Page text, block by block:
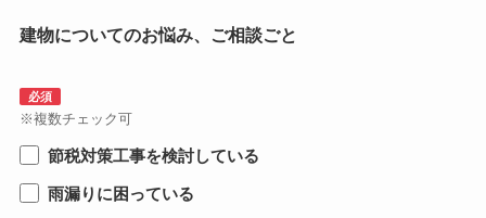
建物についてのお悩み、ご相談ごと
必須
※複数チェック可
節税対策工事を検討している
雨漏りに困っている